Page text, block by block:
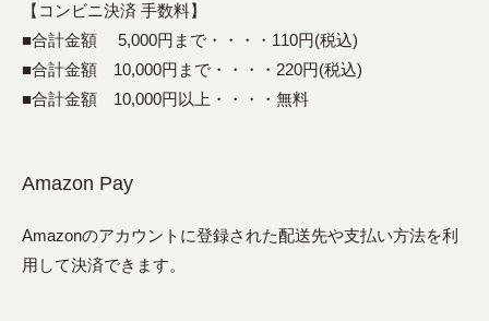
【コンビニ決済 手数料】
■合計金額 5,000円まで・・・・110円(税込)
■合計金額 10,000円まで・・・・220円(税込)
■合計金額 10,000円以上・・・・無料
Amazon Pay
Amazonのアカウントに登録された配送先や支払い方法を利
用して決済できます。